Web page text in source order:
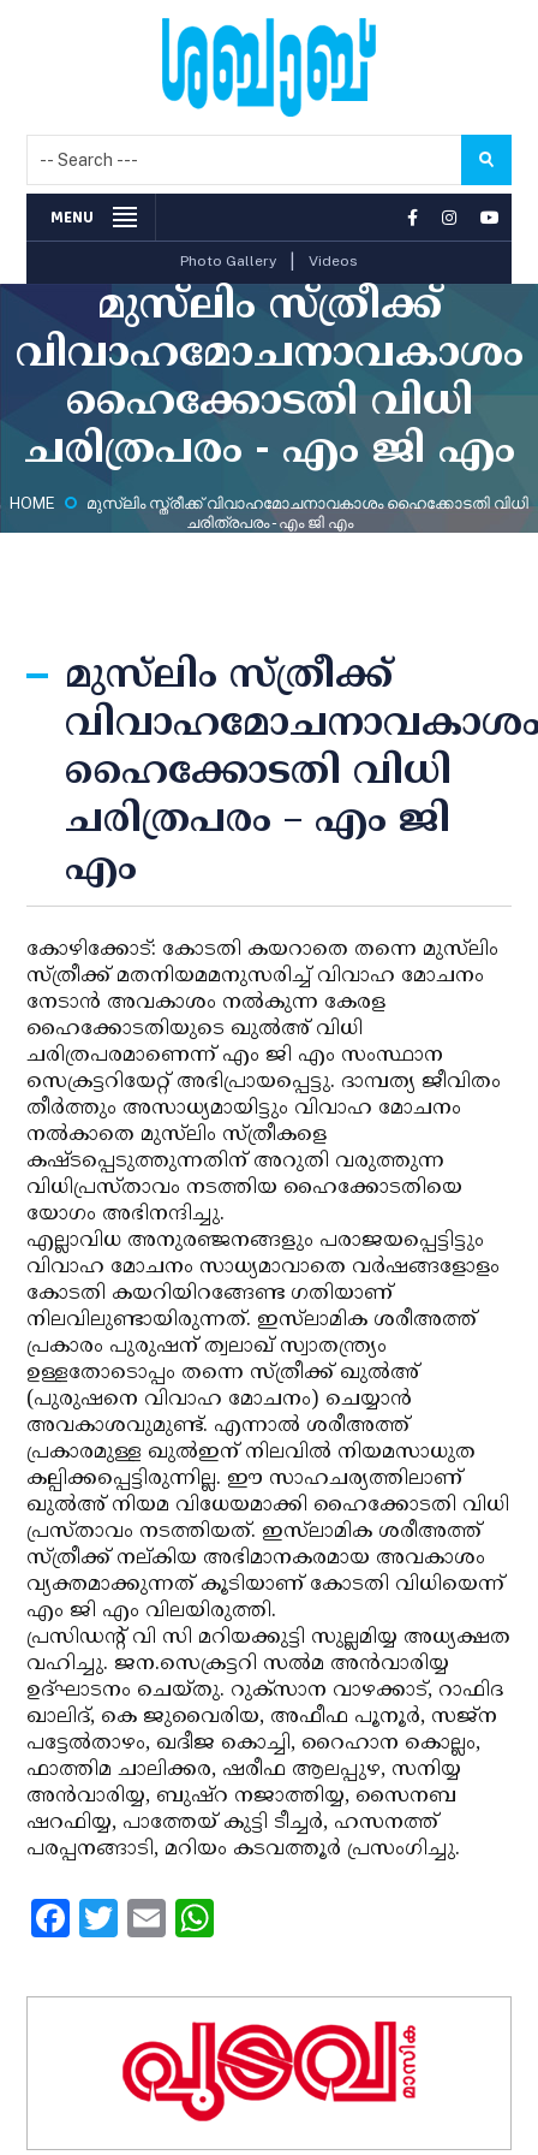
MENU
Photo Gallery Videos
മുസ്‌ലിം സ്ത്രീക്ക്
വിവാഹമോചനാവകാശം
ഹൈക്കോടതി വിധി
ചരിത്രപരം - എം ജി എം
HOME
മുസ്‌ലിം സ്ത്രീക്ക് വിവാഹമോചനാവകാശം ഹൈക്കോടതി വിധി
ചരിത്രപരം - എം ജി എം
മുസ്‌ലിം സ്ത്രീക്ക്
ഹൈക്കോടതി വിധി
ചരിത്രപരം – എം ജി
എം
കോഴിക്കോട്: കോടതി കയറാതെ തന്നെ മുസ്‌ലിം
സ്ത്രീക്ക് മതനിയമമനുസരിച്ച് വിവാഹ മോചനം
നേടാന്‍ അവകാശം നല്‍കുന്ന കേരള
ഹൈക്കോടതിയുടെ ഖുല്‍അ് വിധി
ചരിത്രപരമാണെന്ന് എം ജി എം സംസ്ഥാന
സെക്രട്ടറിയേറ്റ് അഭിപ്രായപ്പെട്ടു. ദാമ്പത്യ ജീവിതം
തീര്‍ത്തും അസാധ്യമായിട്ടും വിവാഹ മോചനം
നല്‍കാതെ മുസ്‌ലിം സ്ത്രീകളെ
കഷ്ടപ്പെടുത്തുന്നതിന് അറുതി വരുത്തുന്ന
വിധിപ്രസ്താവം നടത്തിയ ഹൈക്കോടതിയെ
യോഗം അഭിനന്ദിച്ചു.
എല്ലാവിധ അനുരഞ്ജനങ്ങളും പരാജയപ്പെട്ടിട്ടും
വിവാഹ മോചനം സാധ്യമാവാതെ വര്‍ഷങ്ങളോളം
കോടതി കയറിയിറങ്ങേണ്ട ഗതിയാണ്
നിലവിലുണ്ടായിരുന്നത്. ഇസ്‌ലാമിക ശരീഅത്ത്
പ്രകാരം പുരുഷന് ത്വലാഖ് സ്വാതന്ത്ര്യം
ഉള്ളതോടൊപ്പം തന്നെ സ്ത്രീക്ക് ഖുല്‍അ്
(പുരുഷനെ വിവാഹ മോചനം) ചെയ്യാന്‍
അവകാശവുമുണ്ട്. എന്നാല്‍ ശരീഅത്ത്
പ്രകാരമുള്ള ഖുല്‍ഇന് നിലവില്‍ നിയമസാധുത
കല്പിക്കപ്പെട്ടിരുന്നില്ല. ഈ സാഹചര്യത്തിലാണ്
ഖുല്‍അ് നിയമ വിധേയമാക്കി ഹൈക്കോടതി വിധി
പ്രസ്താവം നടത്തിയത്. ഇസ്‌ലാമിക ശരീഅത്ത്
സ്ത്രീക്ക് നല്കിയ അഭിമാനകരമായ അവകാശം
വ്യക്തമാക്കുന്നത് കൂടിയാണ് കോടതി വിധിയെന്ന്
എം ജി എം വിലയിരുത്തി.
പ്രസിഡന്റ് വി സി മറിയക്കുട്ടി സുല്ലമിയ്യ അധ്യക്ഷത
വഹിച്ചു. ജന.സെക്രട്ടറി സല്‍മ അന്‍വാരിയ്യ
ഉദ്ഘാടനം ചെയ്തു. റുക്‌സാന വാഴക്കാട്, റാഫിദ
ഖാലിദ്, കെ ജുവൈരിയ, അഫീഫ പൂനൂര്‍, സജ്‌ന
പട്ടേല്‍താഴം, ഖദീജ കൊച്ചി, റൈഹാന കൊല്ലം,
ഫാത്തിമ ചാലിക്കര, ഷരീഫ ആലപ്പുഴ, സനിയ്യ
അന്‍വാരിയ്യ, ബുഷ്‌റ നജാത്തിയ്യ, സൈനബ
ഷറഫിയ്യ, പാത്തേയ് കുട്ടി ടീച്ചര്‍, ഹസനത്ത്
പരപ്പനങ്ങാടി, മറിയം കടവത്തൂര്‍ പ്രസംഗിച്ചു.
Facebook
Twitter
Email